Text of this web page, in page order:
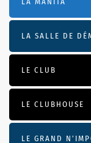
LA SALLE DE
LE CLUB
LE CLUBHOUSE
LE GRAND